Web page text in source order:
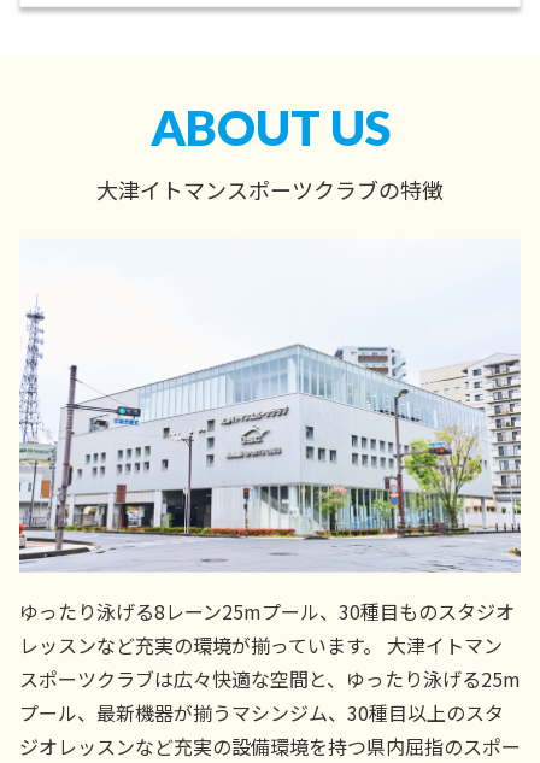
ABOUT US
大津イトマンスポーツクラブの特徴
ゆったり泳げる8レーン25mプール、30種目ものスタジオ
レッスンなど充実の環境が揃っています。
大津イトマン
スポーツクラブは広々快適な空間と、ゆったり泳げる25m
プール、最新機器が揃うマシンジム、30種目以上のスタ
ジオレッスンなど充実の設備環境を持つ県内屈指のスポー